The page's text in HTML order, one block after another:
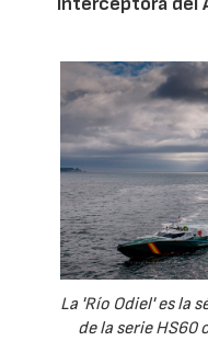
La 'Río Odiel' es la
de la serie HS60